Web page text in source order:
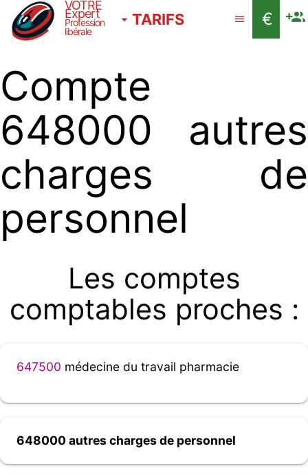
VOTRE
Expert
Profession
libérale
TARIFS €
Compte
648000 autres
charges de
personnel
Les comptes
comptables proches :
647500 médecine du travail pharmacie
648000 autres charges de personnel